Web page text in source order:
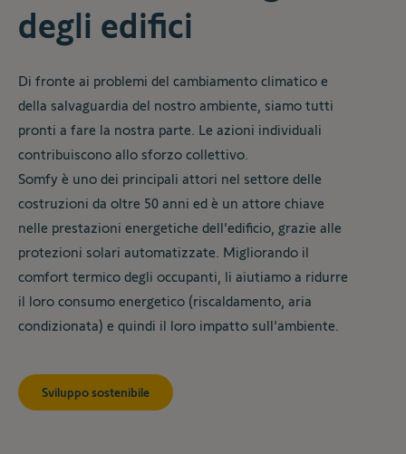
degli edifici
Di fronte ai problemi del cambiamento climatico e
della salvaguardia del nostro ambiente, siamo tutti
pronti a fare la nostra parte. Le azioni individuali
contribuiscono allo sforzo collettivo.
Somfy è uno dei principali attori nel settore delle
costruzioni da oltre 50 anni ed è un attore chiave
nelle prestazioni energetiche dell'edificio, grazie alle
protezioni solari automatizzate. Migliorando il
comfort termico degli occupanti, li aiutiamo a ridurre
il loro consumo energetico (riscaldamento, aria
condizionata) e quindi il loro impatto sull'ambiente.
Sviluppo sostenibile